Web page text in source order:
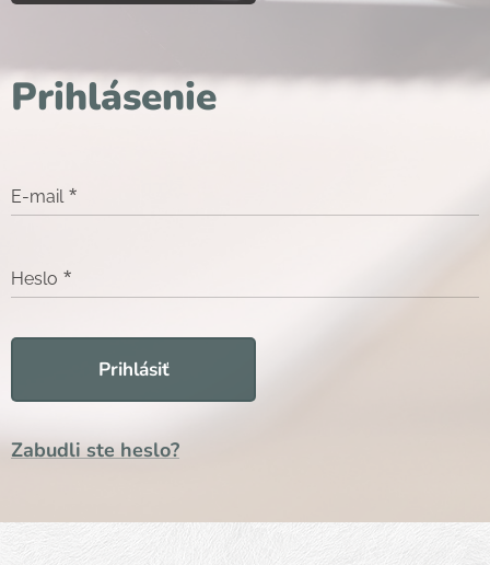
Prihlásenie
E-mail
Heslo
Prihlásiť
Zabudli ste heslo?